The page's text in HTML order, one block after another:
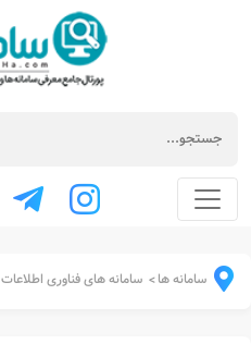
سامانه ها> سامانه های فناوری اطلاعات